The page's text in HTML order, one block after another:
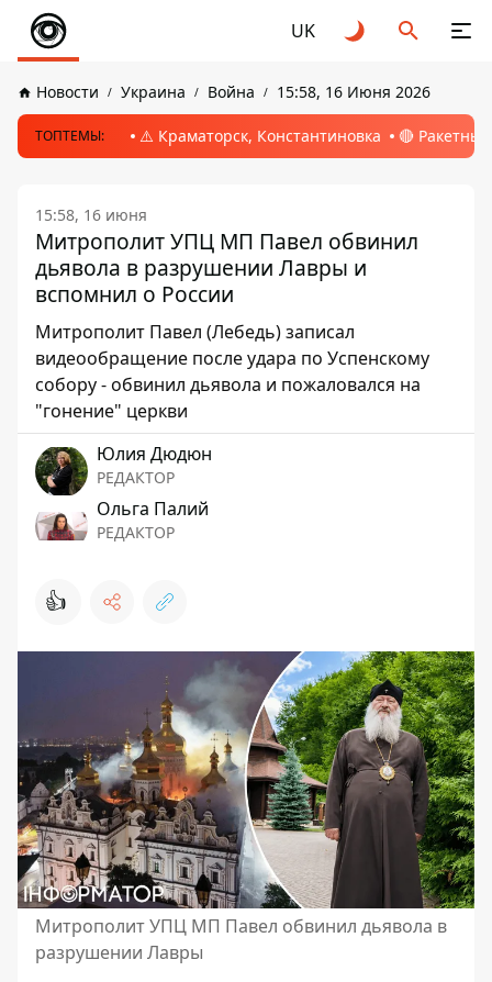
UK
Новости Украина Война 15:58, 16 Июня 2026
ТОПТЕМЫ: ⚠️ Краматорск, Константиновка 🔴
15:58, 16 июня
Митрополит УПЦ МП Павел обвинил
дьявола в разрушении Лавры и
вспомнил о России
Митрополит Павел (Лебедь) записал
видеообращение после удара по Успенскому
собору - обвинил дьявола и пожаловался на
"гонение" церкви
Юлия Дюдюн
РЕДАКТОР
Ольга Палий
РЕДАКТОР
👍
Митрополит УПЦ МП Павел обвинил дьявола в
разрушении Лавры